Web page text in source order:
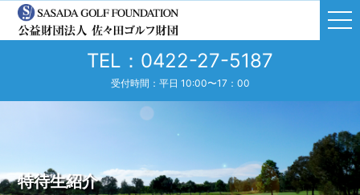
TEL：0422-27-5187
受付時間：平日 10:00〜17：00
特待生紹介